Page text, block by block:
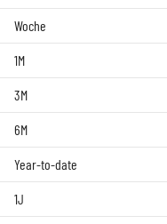
Woche
1M
3M
6M
Year-to-date
1J